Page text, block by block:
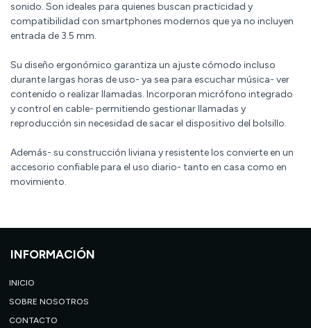
sonido. Son ideales para quienes buscan practicidad y
compatibilidad con smartphones modernos que ya no incluyen
entrada de 3.5 mm.
Su diseño ergonómico garantiza un ajuste cómodo incluso
durante largas horas de uso- ya sea para escuchar música- ver
contenido o realizar llamadas. Incorporan micrófono integrado
y control en cable- permitiendo gestionar llamadas y
reproducción sin necesidad de sacar el dispositivo del bolsillo.
Además- su construcción liviana y resistente los convierte en un
accesorio confiable para el uso diario- tanto en casa como en
movimiento.
INFORMACIÓN
INICIO
SOBRE NOSOTROS
CONTACTO